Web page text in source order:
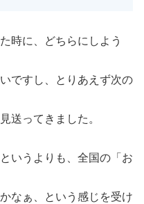
時に、どちらにしよう
ですし、とりあえず次の
送ってきました。
いうよりも、全国の「お
なぁ、という感じを受け